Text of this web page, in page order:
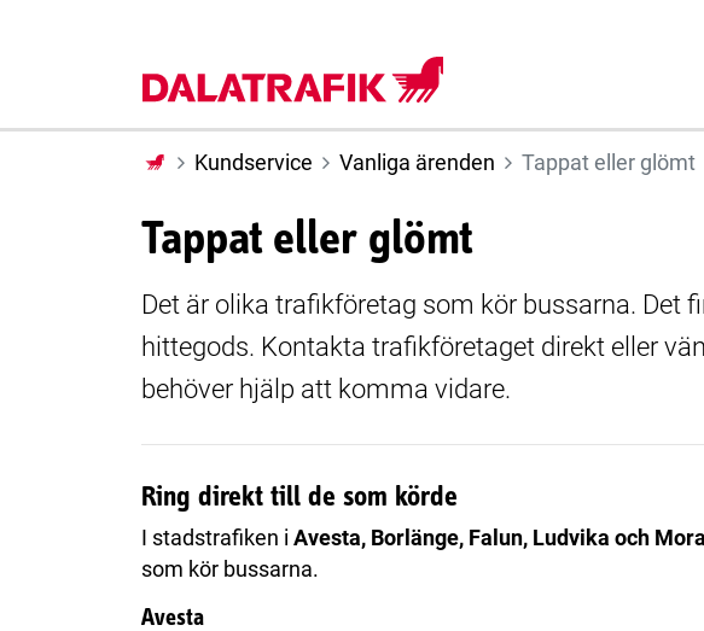
Kundservice Vanliga ärenden Tappat eller glömt
Tappat eller glömt
Det är olika trafikföretag som kör bussarna. Det
hittegods. Kontakta trafikföretaget direkt eller
behöver hjälp att komma vidare.
Ring direkt till de som körde
I stadstrafiken i Avesta, Borlänge, Falun, Ludvika och Mora
som kör bussarna.
Avesta